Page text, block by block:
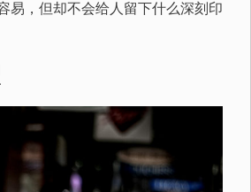
易，但却不会给人留下什么深刻印